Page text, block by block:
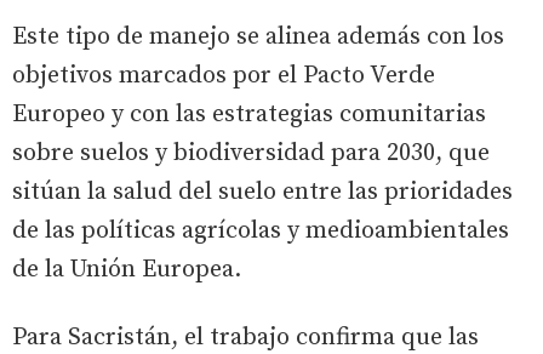
Este tipo de manejo se alinea además con los
objetivos marcados por el Pacto Verde
Europeo y con las estrategias comunitarias
sobre suelos y biodiversidad para 2030, que
sitúan la salud del suelo entre las prioridades
de las políticas agrícolas y medioambientales
de la Unión Europea.
Para Sacristán, el trabajo confirma que las